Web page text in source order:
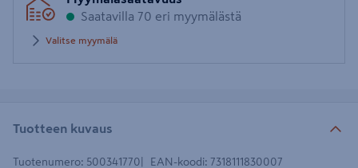
Saatavilla 70 eri myymälästä
Valitse myymälä
Tuotteen kuvaus
Tuotenumero: 500341770 EAN-koodi: 7318111830007